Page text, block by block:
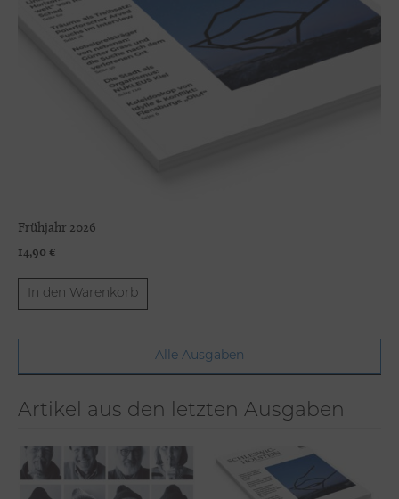
Artikel aus den letzten Ausgaben
Frühjahr 2026
14,90 €
In den Warenkorb
Alle Ausgaben